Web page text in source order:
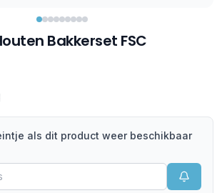
Bakkerset FSC
als dit product weer beschikbaar